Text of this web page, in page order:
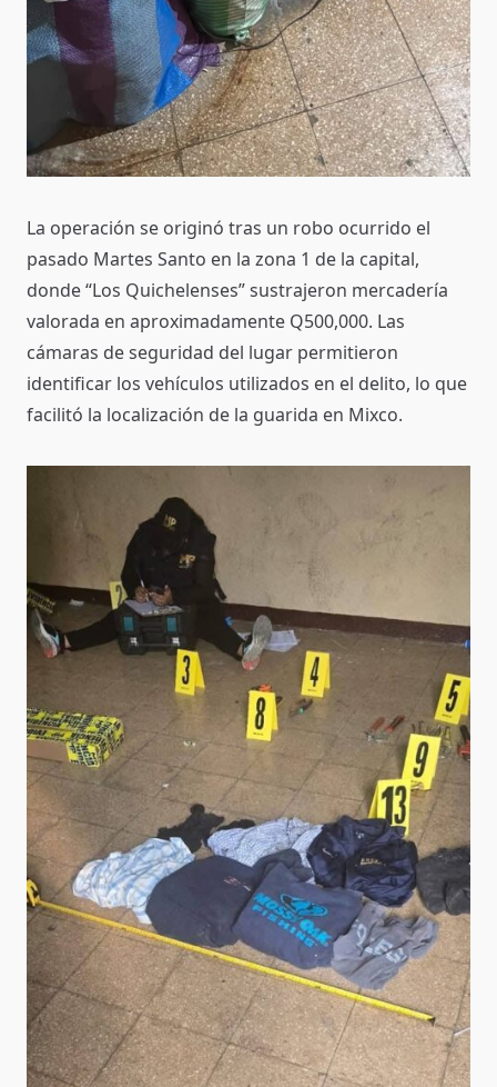
La operación se originó tras un robo ocurrido el
pasado Martes Santo en la zona 1 de la capital,
donde “Los Quichelenses” sustrajeron mercadería
valorada en aproximadamente Q500,000. Las
cámaras de seguridad del lugar permitieron
identificar los vehículos utilizados en el delito, lo que
facilitó la localización de la guarida en Mixco.